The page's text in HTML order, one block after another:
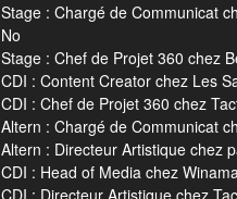
Stage : Chargé de Communicat
No
Stage : Chef de Projet 360 chez
CDI : Content Creator chez Les
CDI : Chef de Projet 360 chez
Altern : Chargé de Communicat
Altern : Directeur Artistique chez
CDI : Head of Media chez
CDI : Directeur Artistique chez